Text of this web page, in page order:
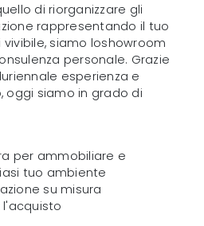
di riorganizzare gli
rappresentando il tuo
siamo loshowroom
personale. Grazie
esperienza e
oggi siamo in grado di
per ammobiliare e
tuo ambiente
su misura